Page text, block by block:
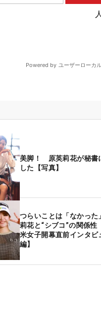
美脚！ 原英莉花が秘書
した【写真】
つらいことは「なかっ
莉花と“シブコ”の関係性
米女子開幕直前インタビ
編】